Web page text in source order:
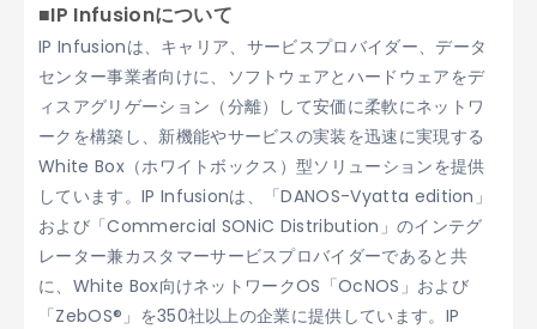
■IP Infusionについて
IP Infusionは、キャリア、サービスプロバイダー、データ
センター事業者向けに、ソフトウェアとハードウェアをデ
ィスアグリゲーション（分離）して安価に柔軟にネットワ
ークを構築し、新機能やサービスの実装を迅速に実現する
White Box（ホワイトボックス）型ソリューションを提供
しています。IP Infusionは、「DANOS-Vyatta edition」
および「Commercial SONiC Distribution」のインテグ
レーター兼カスタマーサービスプロバイダーであると共
に、White Box向けネットワークOS「OcNOS」および
「ZebOS®」を350社以上の企業に提供しています。IP